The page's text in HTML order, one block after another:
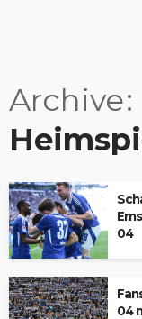
Archive
04
04